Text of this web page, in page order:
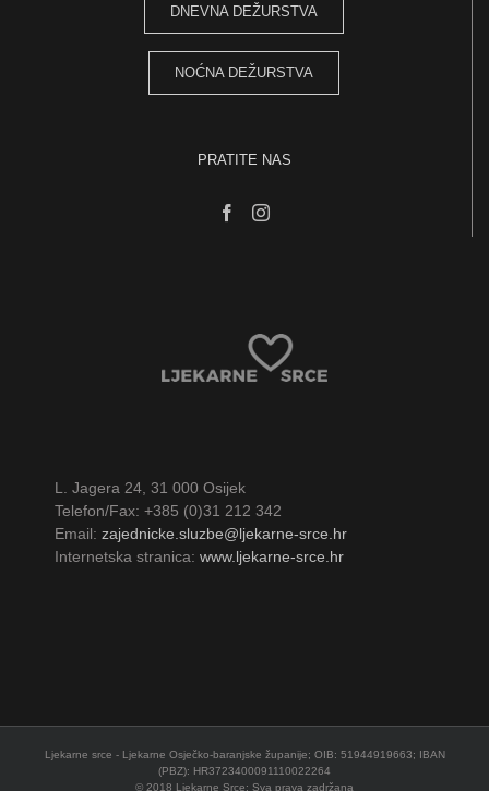
DNEVNA DEŽURSTVA
NOĆNA DEŽURSTVA
PRATITE NAS
L. Jagera 24, 31 000 Osijek
Telefon/Fax: +385 (0)31 212 342
Email: zajednicke.sluzbe@ljekarne-srce.hr
Internetska stranica: www.ljekarne-srce.hr
Ljekarne srce - Ljekarne Osječko-baranjske županije; OIB: 51944919663; IBAN
(PBZ): HR3723400091110022264
© 2018 Ljekarne Srce; Sva prava zadržana